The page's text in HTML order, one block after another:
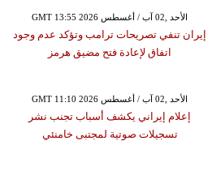
GMT 13:55 2026 الأحد ,02 آب / أغسطس
إيران تنفي تصريحات ترامب وتؤكد عدم وجود
اتفاق لإعادة فتح مضيق هرمز
GMT 11:10 2026 الأحد ,02 آب / أغسطس
إعلام إيراني يكشف أسباب تجنب نشر
تسجيلات صوتية لمجتبى خامنئي